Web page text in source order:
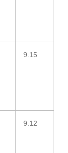
9.15
9.12